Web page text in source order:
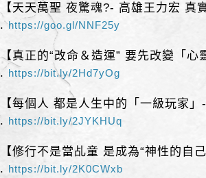
【天天萬聖 夜驚魂?- 高雄王力宏 真
.https://goo.gl/NNF25y
【真正的“改命＆造運” 要先改變「心
. https://bit.ly/2Hd7yOg
【每個人 都是人生中的「一級玩家
. https://bit.ly/2JYKHUq
【修行不是當乩童 是成為“神性的自
. https://bit.ly/2K0CWxb